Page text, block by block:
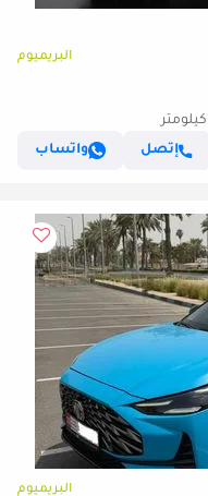
البريميوم
إتصل
واتساب
البريميوم